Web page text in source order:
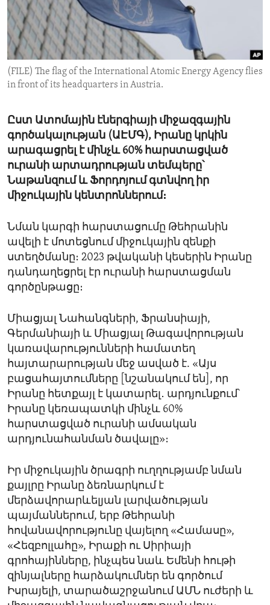
ENVIRONMENT AND HEALTH
IDEALS AND INSTITUTIONS
(FILE) The flag of the International Atomic Energy Agency flies
in front of its headquarters in Austria.
Ըստ Ատոմային էներգիայի միջազգային
գործակալության (ԱԷՄԳ), Իրանը կրկին
արագացրել է մինչև 60% հարստացված
ուրանի արտադրության տեմպերը՝
Նաթանզում և Ֆորդոյում գտնվող իր
միջուկային կենտրոններում։
Նման կարգի հարստացումը Թեհրանին
ավելի է մոտեցնում միջուկային զենքի
ստեղծմանը։ 2023 թվականի կեսերին Իրանը
դանդաղեցրել էր ուրանի հարստացման
գործընթացը։
Միացյալ Նահանգների, Ֆրանսիայի,
Գերմանիայի և Միացյալ Թագավորության
կառավարությունների համատեղ
հայտարարության մեջ ասված է. «Այս
բացահայտումները [նշանակում են], որ
Իրանը հետքայլ է կատարել․ արդյունքում՝
Իրանը կեռապատկի մինչև 60%
հարստացված ուրանի ամսական
արդյունահանման ծավալը»։
Իր միջուկային ծրագրի ուղղությամբ նման
քայլրը Իրանը ձեռնարկում է
մերձավորարևելյան լարվածության
պայմաններում, երբ Թեհրանի
հովանավորությունը վայելող «Համասը»,
«Հեզբոլլահը», Իրաքի ու Սիրիայի
գրոհայինները, ինչպես նաև Եմենի հութի
զինյալները հարձակումներ են գործում
Իսրայելի, տարածաշրջանում ԱՄՆ ուժերի և